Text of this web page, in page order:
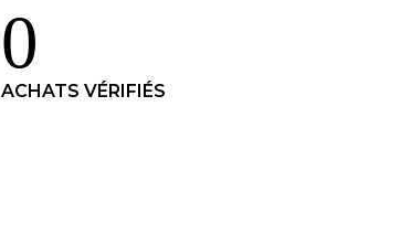
0
ACHATS VÉRIFIÉS